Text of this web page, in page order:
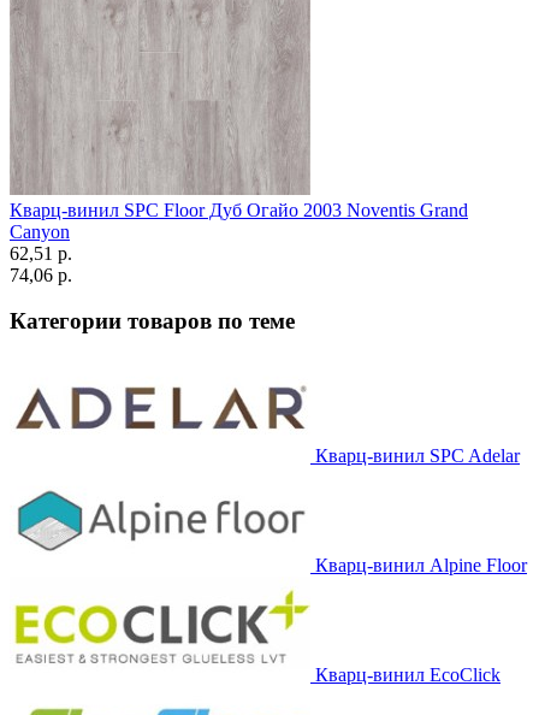
Кварц-винил SPC Floor Дуб Огайо 2003 Noventis Grand
Canyon
62,51 p.
74,06 p.
Категории товаров по теме
Кварц-винил SPC Adelar
Кварц-винил Alpine Floor
Кварц-винил EcoClick